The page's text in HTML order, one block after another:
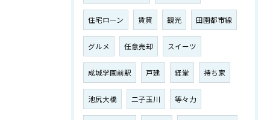
住宅ローン 賃貸 観光 田園都市線
グルメ 任意売却 スイーツ
成城学園前駅 戸建 経堂 持ち家
池尻大橋 二子玉川 等々力